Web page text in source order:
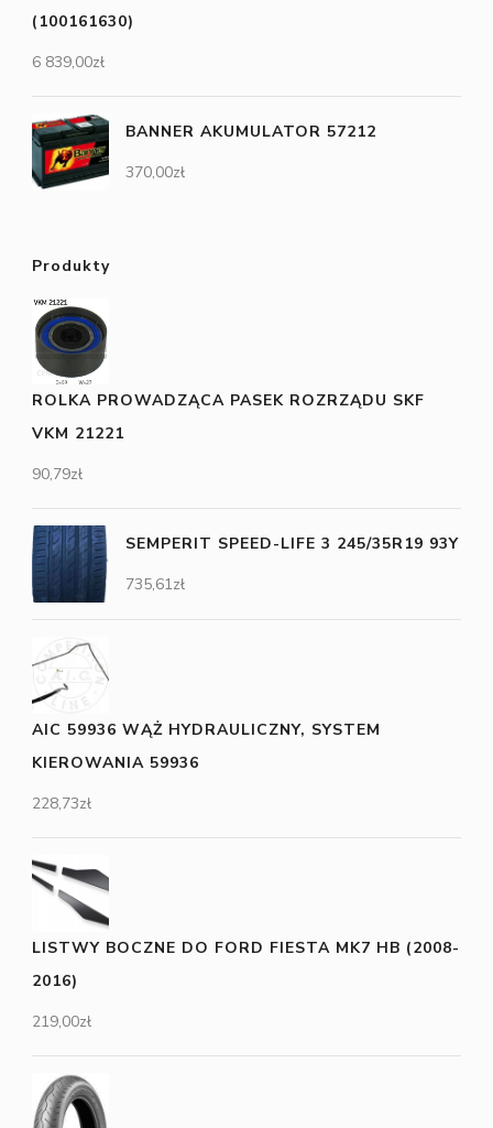
(100161630)
6 839,00zł
BANNER AKUMULATOR 57212
370,00zł
Produkty
ROLKA PROWADZĄCA PASEK ROZRZĄDU SKF
VKM 21221
90,79zł
SEMPERIT SPEED-LIFE 3 245/35R19 93Y
735,61zł
AIC 59936 WĄŻ HYDRAULICZNY, SYSTEM
KIEROWANIA 59936
228,73zł
LISTWY BOCZNE DO FORD FIESTA MK7 HB (2008-
2016)
219,00zł